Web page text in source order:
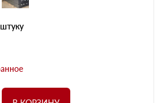
штуку